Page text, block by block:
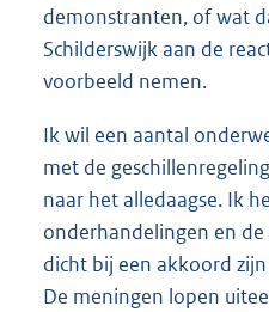
demonstranten, of wat
Schilderswijk aan de
voorbeeld nemen.
Ik wil een aantal
met de
naar het alledaagse. Ik
onderhandelingen en de
dicht bij een akkoord
De meningen lopen